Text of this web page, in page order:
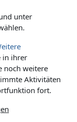
unter
in ihrer
noch weitere
Aktivitäten
fort.